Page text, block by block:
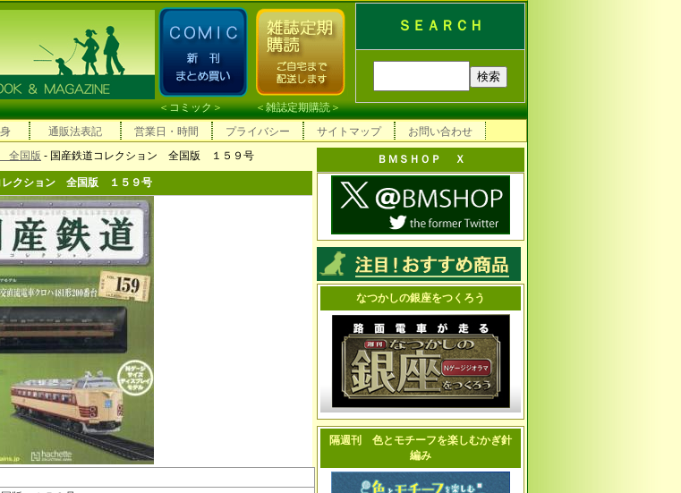
ＳＥＡＲＣＨ
＜コミック＞ ＜雑誌定期購読＞
通販法表記 営業日・時間 プライバシー サイトマップ お問い合わせ
全国版 - 国産鉄道コレクション 全国版 １５９号
レクション 全国版 １５９号
ＢＭＳＨＯＰ Ｘ
なつかしの銀座をつくろう
隔週刊 色とモチーフを楽しむかぎ針
編み